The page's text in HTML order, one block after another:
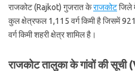
राजकोट (Rajkot) गुजरात केराजकोटजिले
कुल क्षेत्रफल 1,115 वर्ग किमी है जिसमें
वर्ग किमी शहरी क्षेत्र शामिल है।
राजकोट तालुका के गांवों की